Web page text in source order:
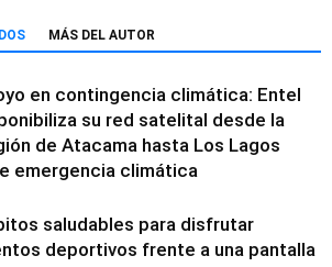
MÁS DEL AUTOR
en contingencia climática: Entel
su red satelital desde la
de Atacama hasta Los Lagos
emergencia climática
saludables para disfrutar
deportivos frente a una pantalla